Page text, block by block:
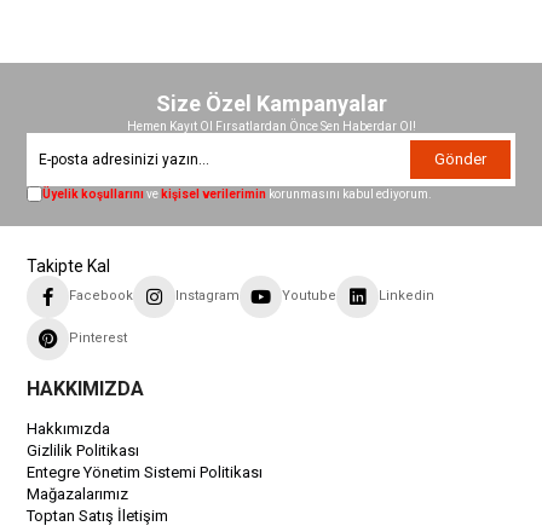
Size Özel Kampanyalar
Hemen Kayıt Ol Fırsatlardan Önce Sen Haberdar Ol!
Gönder
Üyelik koşullarını ve kişisel verilerimin korunmasını kabul ediyorum.
Takipte Kal
Facebook Instagram Youtube Linkedin
Pinterest
HAKKIMIZDA
Hakkımızda
Gizlilik Politikası
Entegre Yönetim Sistemi Politikası
Mağazalarımız
Toptan Satış İletişim